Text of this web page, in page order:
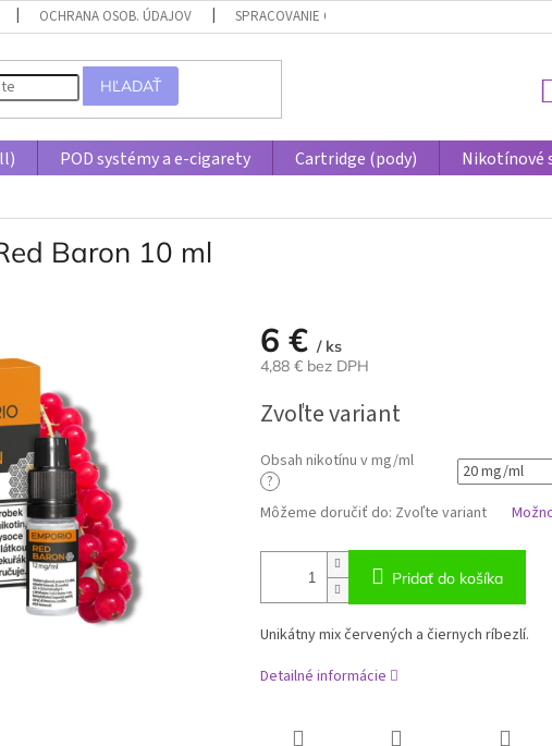
OCHRANA OSOB. ÚDAJOV SPRACOVANIE OSOBNÝCH ÚDAJOV PRE ÚČASTNÍCKE
HĽADAŤ
POD systémy a e-cigarety Cartridge (pody) Nikotínové
Baron 10 ml
6 € / ks
4,88 € bez DPH
cena:
Zvoľte variant
Obsah nikotínu v mg/ml
?
Môžeme doručiť do: Zvoľte variant
Pridať do košíka
Unikátny mix červených a čiernych ríbezlí.
Detailné informácie